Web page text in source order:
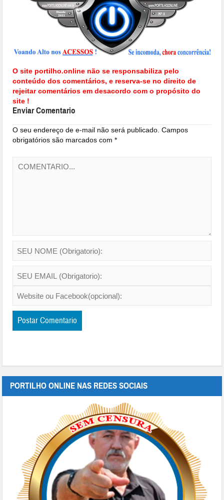
O site portilho.online não se responsabiliza pelo
conteúdo dos comentários, e reserva-se no direito de
rejeitar comentários em desacordo com o propósito do
site !
Enviar Comentario
O seu endereço de e-mail não será publicado. Campos
obrigatórios são marcados com*
PORTILHO ONLINE NAS REDES SOCIAIS